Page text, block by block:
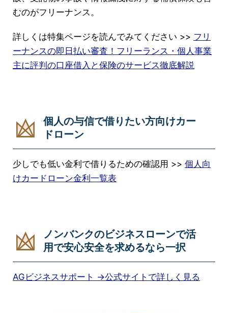
むのがフリーナンス。
詳しくは特集ページを読んでみてください >> フリ
ーナンスの即日払い審査！フリーランス・個人事業
主に評判の口座借入と保険のサービス徹底解説
個人の与信で借りたい方向けカー
ドローン
少しでも低い金利で借りるための確認用 >> 個人向
けカードローン金利一覧表
ノンバンクのビジネスローンで活
用で安心安全を求めるなら一択
AGビジネスサポート →公式サイトで詳しく見る